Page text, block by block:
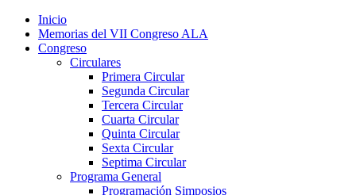
Inicio
Memorias del VII Congreso ALA
Congreso
Circulares
Primera Circular
Segunda Circular
Tercera Circular
Cuarta Circular
Quinta Circular
Sexta Circular
Septima Circular
Programa General
Programación Simposios